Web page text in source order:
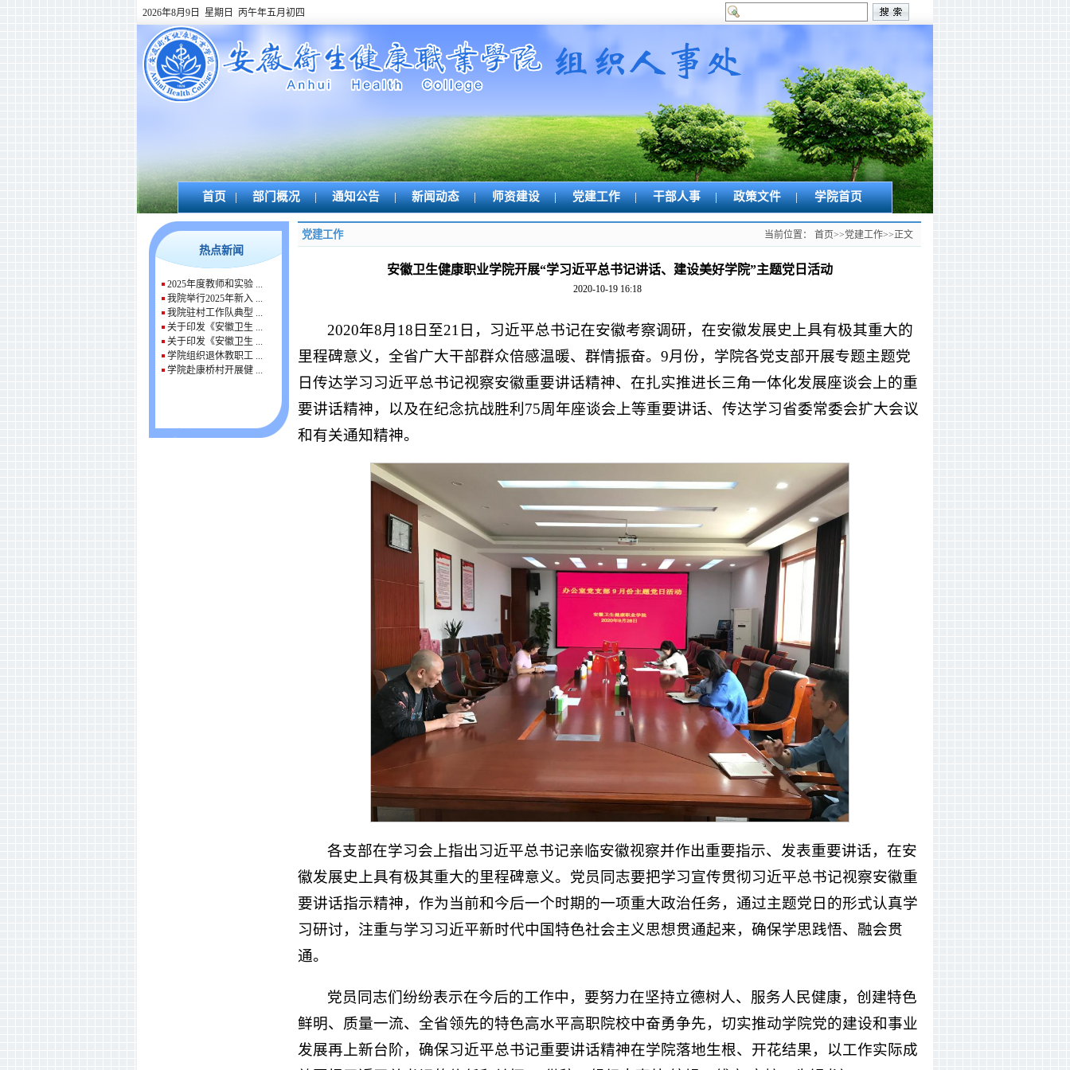
2026年8月9日 星期日 丙午年五月初四
首页 | 部门概况 | 通知公告 | 新闻动态 | 师资建设 | 党建工作 | 干部人事 | 政策文件 | 学院首页
热点新闻
2025年度教师和实验 ...
我院举行2025年新入 ...
我院驻村工作队典型 ...
关于印发《安徽卫生 ...
关于印发《安徽卫生 ...
学院组织退休教职工 ...
学院赴康桥村开展健 ...
党建工作 当前位置： 首页>>党建工作>>正文
安徽卫生健康职业学院开展“学习近平总书记讲话、建设美好学院”主题党日活动
2020-10-19 16:18
2020年8月18日至21日，习近平总书记在安徽考察调研，在安徽发展史上具有极其重大的
里程碑意义，全省广大干部群众倍感温暖、群情振奋。9月份，学院各党支部开展专题主题党
日传达学习习近平总书记视察安徽重要讲话精神、在扎实推进长三角一体化发展座谈会上的重
要讲话精神，以及在纪念抗战胜利75周年座谈会上等重要讲话、传达学习省委常委会扩大会议
和有关通知精神。
各支部在学习会上指出习近平总书记亲临安徽视察并作出重要指示、发表重要讲话，在安
徽发展史上具有极其重大的里程碑意义。党员同志要把学习宣传贯彻习近平总书记视察安徽重
要讲话指示精神，作为当前和今后一个时期的一项重大政治任务，通过主题党日的形式认真学
习研讨，注重与学习习近平新时代中国特色社会主义思想贯通起来，确保学思践悟、融会贯
通。
党员同志们纷纷表示在今后的工作中，要努力在坚持立德树人、服务人民健康，创建特色
鲜明、质量一流、全省领先的特色高水平高职院校中奋勇争先，切实推动学院党的建设和事业
发展再上新台阶，确保习近平总书记重要讲话精神在学院落地生根、开花结果，以工作实际成